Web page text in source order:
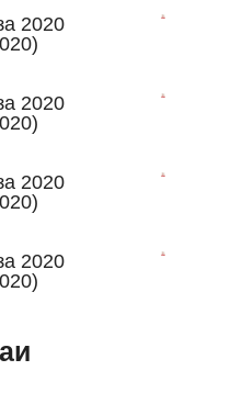
2020
2020
2020
2020